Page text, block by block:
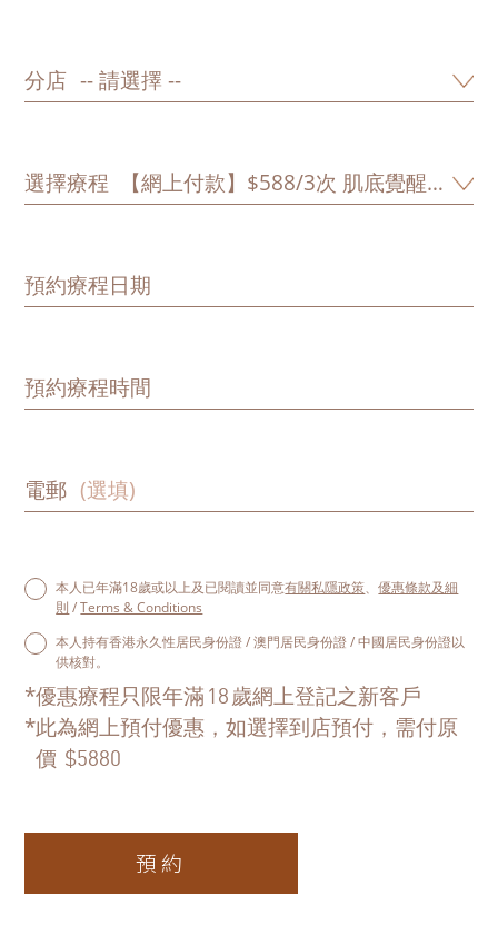
分店
選擇療程
預約療程日期
預約療程時間
電郵
本人已年滿18歲或以上及已閱讀並同意有關私隱政策、優惠條款及細
則 /Terms & Conditions
本人持有香港永久性居民身份證 / 澳門居民身份證 / 中國居民身份證以
供核對。
*優惠療程只限年滿 18 歲網上登記之新客戶
*此為網上預付優惠，如選擇到店預付，需付原
價 $5880
預約